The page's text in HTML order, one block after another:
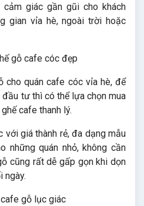
giác gần gũi cho khách
gian vỉa hè, ngoài trời hoặc
cho quán cafe cóc vỉa hè, để
tư thì có thể lựa chọn mua
cafe thanh lý.
với giá thành rẻ, đa dạng mẫu
những quán nhỏ, không cần
cũng rất dễ gấp gọn khi dọn
ngày.
gỗ lục giác